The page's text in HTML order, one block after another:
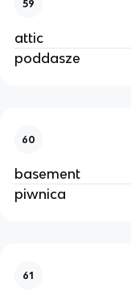
59
attic
poddasze
60
basement
piwnica
61